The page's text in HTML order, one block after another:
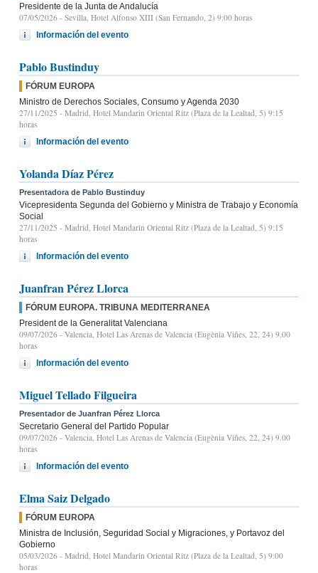
Presidente de la Junta de Andalucía
07/05/2026 - Sevilla, Hotel Alfonso XIII (San Fernando, 2) 9:00 horas
Información del evento
Pablo Bustinduy
FÓRUM EUROPA
Ministro de Derechos Sociales, Consumo y Agenda 2030
27/11/2025 - Madrid, Hotel Mandarin Oriental Ritz (Plaza de la Lealtad, 5) 9:15
horas
Información del evento
Yolanda Díaz Pérez
Presentadora de Pablo Bustinduy
Vicepresidenta Segunda del Gobierno y Ministra de Trabajo y Economía
Social
27/11/2025 - Madrid, Hotel Mandarin Oriental Ritz (Plaza de la Lealtad, 5) 9:15
horas
Información del evento
Juanfran Pérez Llorca
FÓRUM EUROPA. TRIBUNA MEDITERRANEA
President de la Generalitat Valenciana
09/07/2026 - Valencia, Hotel Las Arenas de Valencia (Eugènia Viñes, 22, 24) 9.00
horas
Información del evento
Miguel Tellado Filgueira
Presentador de Juanfran Pérez Llorca
Secretario General del Partido Popular
09/07/2026 - Valencia, Hotel Las Arenas de Valencia (Eugènia Viñes, 22, 24) 9.00
horas
Información del evento
Elma Saiz Delgado
FÓRUM EUROPA
Ministra de Inclusión, Seguridad Social y Migraciones, y Portavoz del
Gobierno
05/03/2026 - Madrid, Hotel Mandarin Oriental Ritz (Plaza de la Lealtad, 5) 9:00
horas